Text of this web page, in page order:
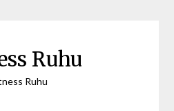
Ruhu
Ruhu